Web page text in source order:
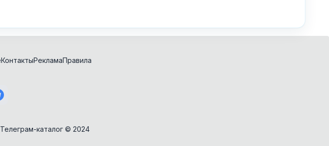
Рабочее
КонтактыРекламаПравила
каталог © 2024